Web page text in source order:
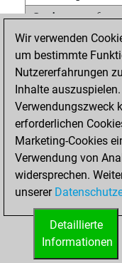
Springeropfer
Bauernopfer
Matt auf vollem
Bauer setzt
Erstickte Matts
Türme auf der
STARTSEITE
Wir verwenden
um bestimmte
Nutzererfahrungen
Inhalte
Verwendungszweck
erforderlichen
Marketing-Cookies
Verwendung von
widersprechen.
unserer
Detaillierte
Informationen